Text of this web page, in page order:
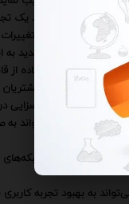
مشتریان در مورد
یا یک قابلیت جدید به
را تشویق به استفاده از
می‌تواند به جذب
با مشتریان نقش بسزایی
مختلف می‌تواند
نماید.
تبلیغات هدفمند در
به بهبود تجربه